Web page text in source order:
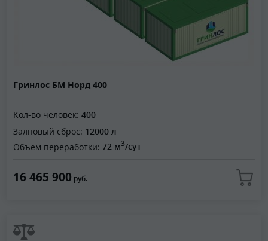
Гринлос БМ Норд 400
Кол-во человек: 400
Залповый сброс: 12000 л
Объем переработки: 72 м3/сут
16 465 900 руб.